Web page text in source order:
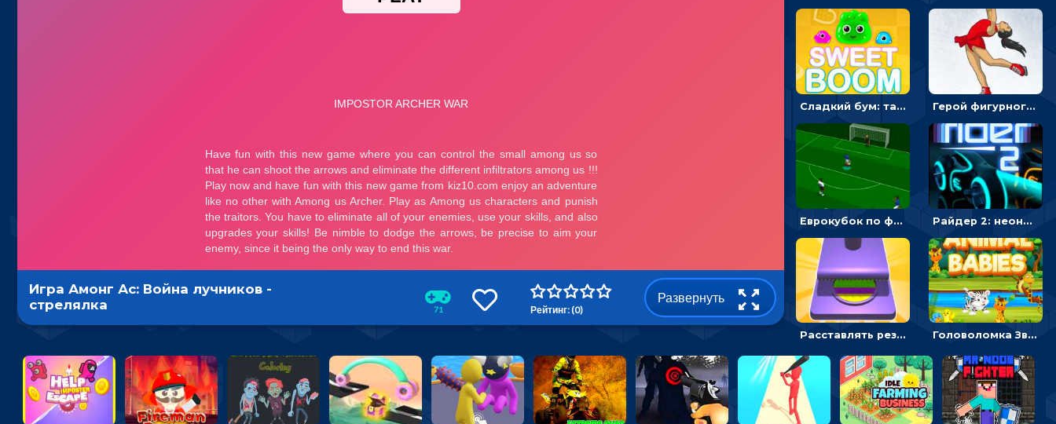
Сладкий бум: тапнуть, чтобы взорвать желейки - головоломка Герой фигурного катания - спортивные соревнования онлайн
Еврокубок по футболу 2021 в 3D: пасуй мяч и бей по воротам соперника Райдер 2: неоновые гонки на мотоциклах
Расставлять резиновые кубики, чтобы делать поп-ит - гиперказуальные Головоломка Звери-малыши: открывай карточки по очереди, чтобы найти одинаковые
Игра Амонг Ас: Война лучников -
стрелялка
71 Рейтинг: (0)
Развернуть